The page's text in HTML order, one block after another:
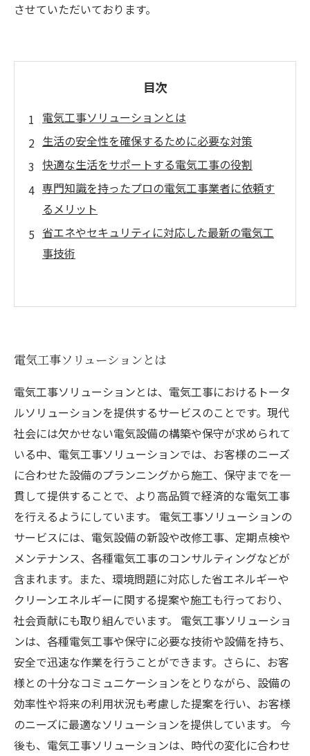
させていただいております。
目次
電気工事ソリューションとは
生活の安全性を確保するために必要な対策
快適な生活をサポートする電気工事の役割
専門知識を持ったプロの電気工事業者に依頼す
るメリット
省エネやセキュリティに対応した最新の電気工
事技術
電気工事ソリューションとは
電気工事ソリューションとは、電気工事におけるトータ
ルソリューションを提供するサービスのことです。現代
社会には欠かせない電気設備の構築や保守が求められて
いる中、電気工事ソリューションでは、お客様のニーズ
に合わせた設備のプランニングから施工、保守までを一
貫して提供することで、より高品質で経済的な電気工事
を行えるようにしています。 電気工事ソリューションの
サービスには、電気設備の新設や改修工事、定期点検や
メンテナンス、各種電気工事のコンサルティングなどが
含まれます。また、環境問題に対応した省エネルギーや
クリーンエネルギーに関する提案や施工も行っており、
社会貢献にも取り組んでいます。 電気工事ソリューショ
ンは、各種電気工事や保守に必要な技術や設備を持ち、
安全で迅速な作業を行うことができます。さらに、お客
様との十分なコミュニケーションをとりながら、設備の
効率性や将来の利用状況も考慮した提案を行い、お客様
のニーズに最適なソリューションを提供しています。 今
後も、電気工事ソリューションは、時代の変化に合わせ